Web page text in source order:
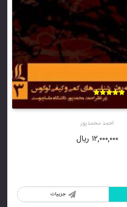
احمد محمدپور
امتیاز
از 5
۱۲,۰۰۰,۰۰۰ ریال
جزییات